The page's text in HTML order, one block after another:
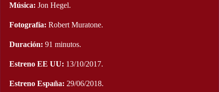
Música: Jon Hegel.
Fotografía: Robert Muratone.
Duración: 91 minutos.
Estreno EE UU: 13/10/2017.
Estreno España: 29/06/2018.